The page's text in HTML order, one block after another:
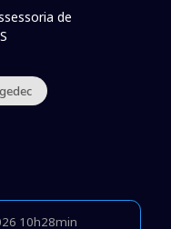
de
10h28min